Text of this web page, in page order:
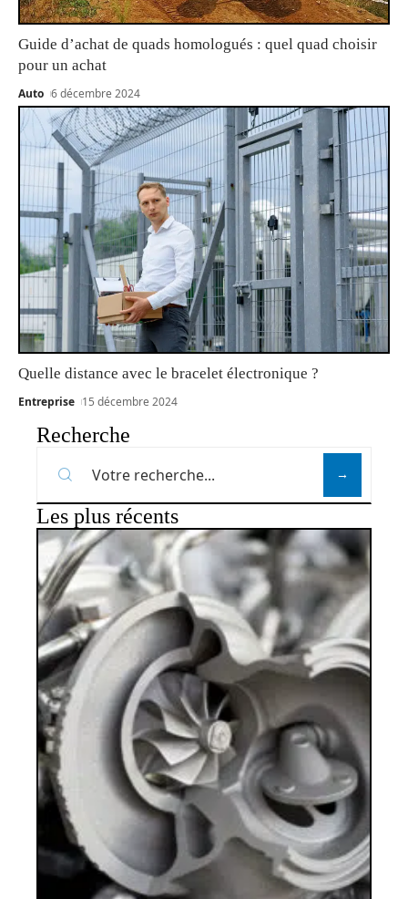
Guide d’achat de quads homologués : quel quad choisir
pour un achat
Auto 6 décembre 2024
Quelle distance avec le bracelet électronique ?
Entreprise 15 décembre 2024
Recherche
Les plus récents